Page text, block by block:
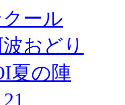
ール
おどり
夏の陣